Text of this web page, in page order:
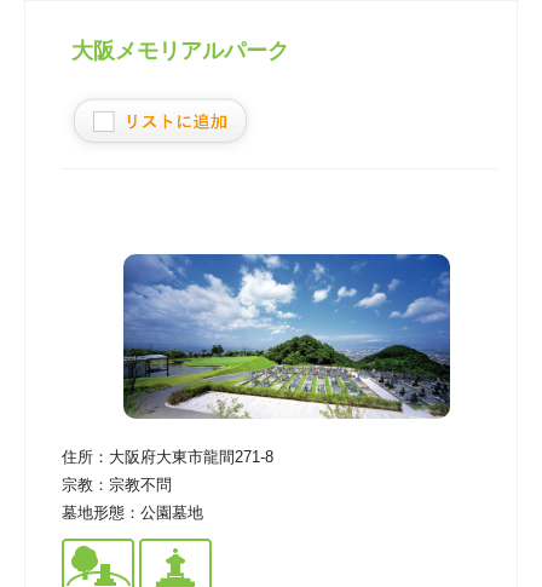
大阪メモリアルパーク
住所： 大阪府大東市龍間271-8
宗教： 宗教不問
墓地形態： 公園墓地